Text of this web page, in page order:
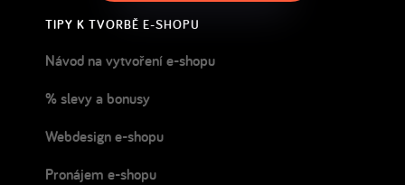
TIPY K TVORBĚ E-SHOPU
Návod na vytvoření e-shopu
% slevy a bonusy
Webdesign e-shopu
Pronájem e-shopu